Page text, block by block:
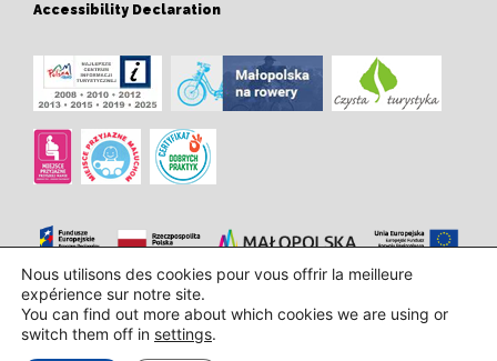
Accessibility Declaration
Conception et mise en oeuvre:
Nous utilisons des cookies pour vous offrir la meilleure
expérience sur notre site.
You can find out more about which cookies we are using or
switch them off in settings.